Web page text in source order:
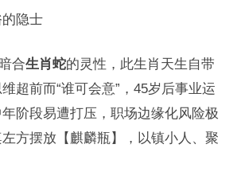
隐士
合生肖蛇的灵性，此生肖天生自带
超前而“谁可会意”，45岁后事业运
阶段易遭打压，职场边缘化风险极
方摆放【麒麟瓶】，以镇小人、聚